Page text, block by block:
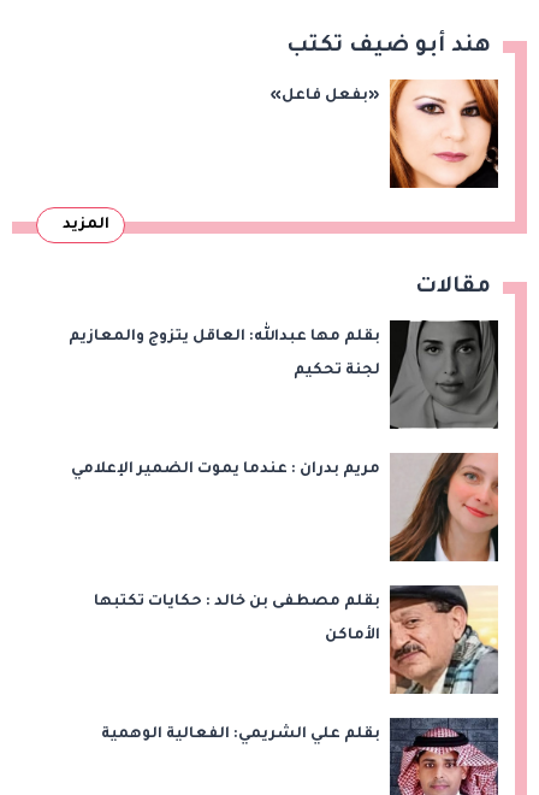
هند أبو ضيف تكتب
«بفعل فاعل»
المزيد
مقالات
بقلم مها عبدالله: العاقل يتزوج والمعازيم
لجنة تحكيم
مريم بدران : عندما يموت الضمير الإعلامي
بقلم مصطفى بن خالد : حكايات تكتبها
الأماكن
بقلم علي الشريمي: الفعالية الوهمية